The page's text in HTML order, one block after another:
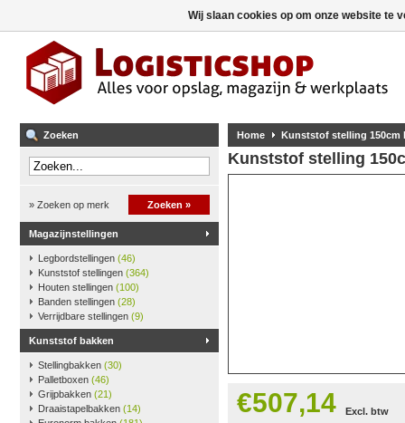
Zoeken
» Zoeken op merk Zoeken »
Magazijnstellingen
Legbordstellingen (46)
Kunststof stellingen (364)
Houten stellingen (100)
Banden stellingen (28)
Verrijdbare stellingen (9)
Kunststof bakken
Stellingbakken (30)
Palletboxen (46)
Grijpbakken (21)
Draaistapelbakken (14)
Home Kunststof stelling 150cm
Kunststof stelling
€507,14 Excl. btw
Wij slaan cookies op om onze website te